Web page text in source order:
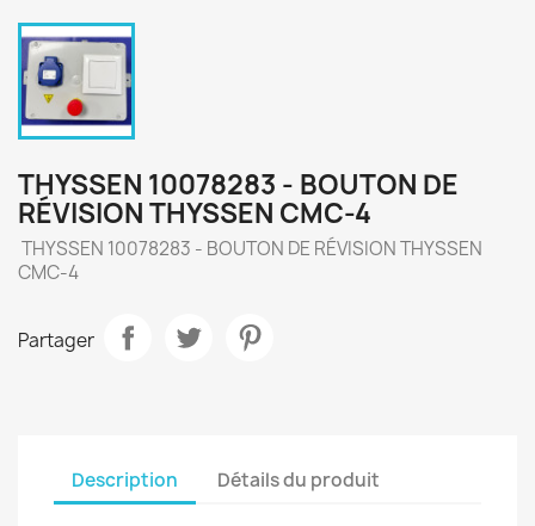
THYSSEN 10078283 - BOUTON DE
RÉVISION THYSSEN CMC-4
THYSSEN 10078283 - BOUTON DE RÉVISION THYSSEN
CMC-4
Partager
Description Détails du produit